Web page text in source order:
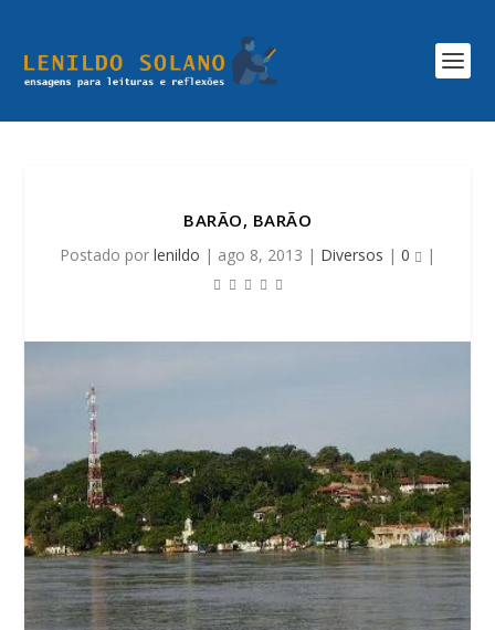
BARÃO, BARÃO
Postado por lenildo | ago 8, 2013 | Diversos | 0 |